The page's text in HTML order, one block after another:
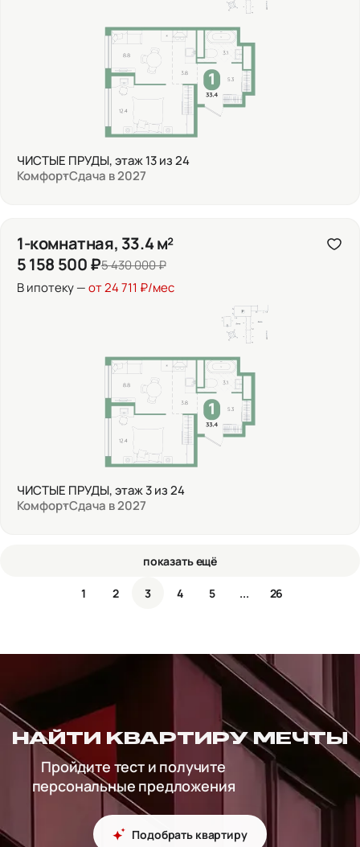
ЧИСТЫЕ ПРУДЫ, этаж 13 из 24
КомфортСдача в 2027
1-комнатная, 33.4 м²
5 158 500 ₽5 430 000 ₽
В ипотеку —от 24 711 ₽/мес
ЧИСТЫЕ ПРУДЫ, этаж 3 из 24
КомфортСдача в 2027
показать ещё
1 2 3 4 5 ... 26
НАЙТИ КВАРТИРУ МЕЧТЫ
Пройдите тест и получите
персональные предложения
Подобрать квартиру